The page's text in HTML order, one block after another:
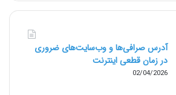
آدرس صرافی‌ها و وب‌سایت‌های ضروری
در زمان قطعی اینترنت
02/04/2026